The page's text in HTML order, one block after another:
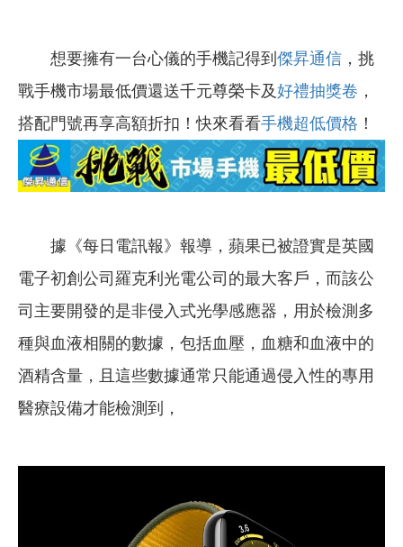
想要擁有一台心儀的手機記得到 傑昇通信 ，挑
戰手機市場最低價還送千元尊榮卡及好禮抽獎卷 ，
搭配門號再享高額折扣！快來看看手機超低價格 ！
據《每日電訊報》報導，蘋果已被證實是英國
電子初創公司羅克利光電公司的最大客戶，而該公
司主要開發的是非侵入式光學感應器，用於檢測多
種與血液相關的數據，包括血壓，血糖和血液中的
酒精含量，且這些數據通常只能通過侵入性的專用
醫療設備才能檢測到，